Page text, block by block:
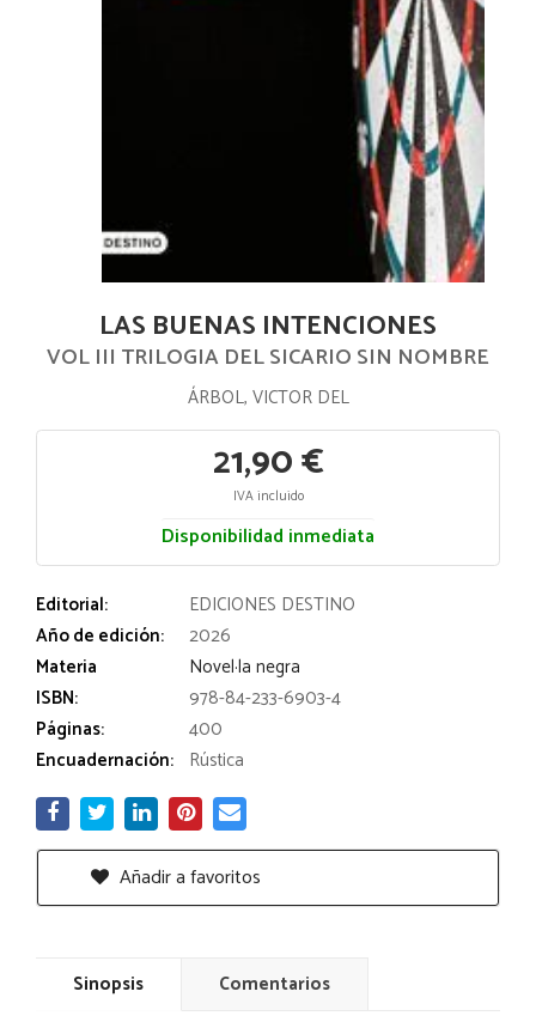
LAS BUENAS INTENCIONES
VOL III TRILOGIA DEL SICARIO SIN NOMBRE
ÁRBOL, VICTOR DEL
21,90 €
IVA incluido
Disponibilidad inmediata
Editorial:
EDICIONES DESTINO
Año de edición:
2026
Materia
Novel·la negra
ISBN:
978-84-233-6903-4
Páginas:
400
Encuadernación: Rústica
Añadir a favoritos
Sinopsis Comentarios